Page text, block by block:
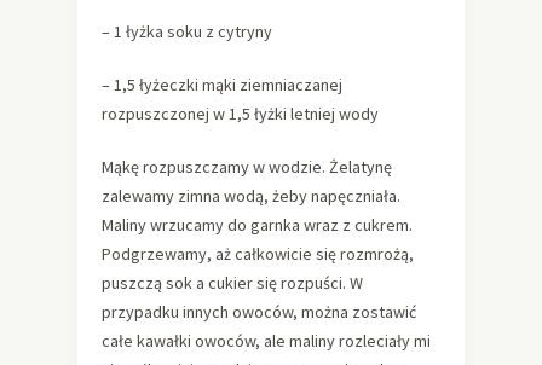
– 1 łyżka soku z cytryny
– 1,5 łyżeczki mąki ziemniaczanej
rozpuszczonej w 1,5 łyżki letniej wody
Mąkę rozpuszczamy w wodzie. Żelatynę
zalewamy zimna wodą, żeby napęczniała.
Maliny wrzucamy do garnka wraz z cukrem.
Podgrzewamy, aż całkowicie się rozmrożą,
puszczą sok a cukier się rozpuści. W
przypadku innych owoców, można zostawić
całe kawałki owoców, ale maliny rozleciały mi